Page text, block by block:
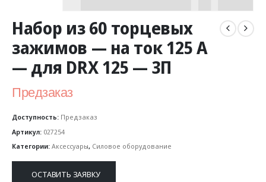
Набор из 60 торцевых
зажимов — на ток 125 А
— для DRX 125 — 3П
Предзаказ
Доступность: Предзаказ
Артикул: 027254
Категории: Аксессуары, Силовое оборудование
ОСТАВИТЬ ЗАЯВКУ